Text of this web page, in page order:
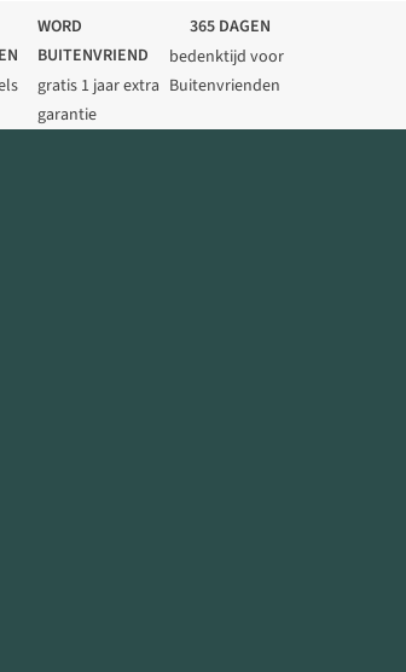
WORD
BUITENVRIEND
gratis 1 jaar extra
garantie
365 DAGEN
bedenktijd voor
Buitenvrienden